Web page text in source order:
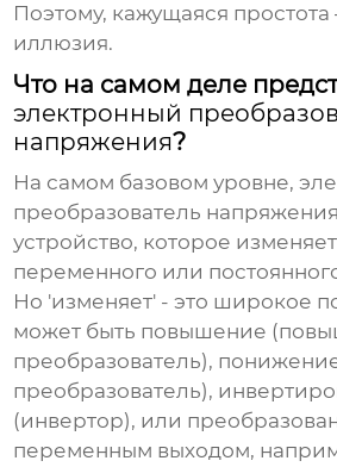
Поэтому, кажущаяся простота
иллюзия.
Что на самом деле
электронный
напряжения?
На самом базовом уровне,
преобразователь напряжения
устройство, которое
переменного или
Но 'изменяет' - это широкое
может быть повышение
преобразователь),
преобразователь),
(инвертор), или
переменным выходом,